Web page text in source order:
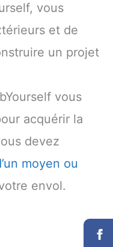
vous
et de
un projet
vous
acquérir la
devez
moyen ou
envol.